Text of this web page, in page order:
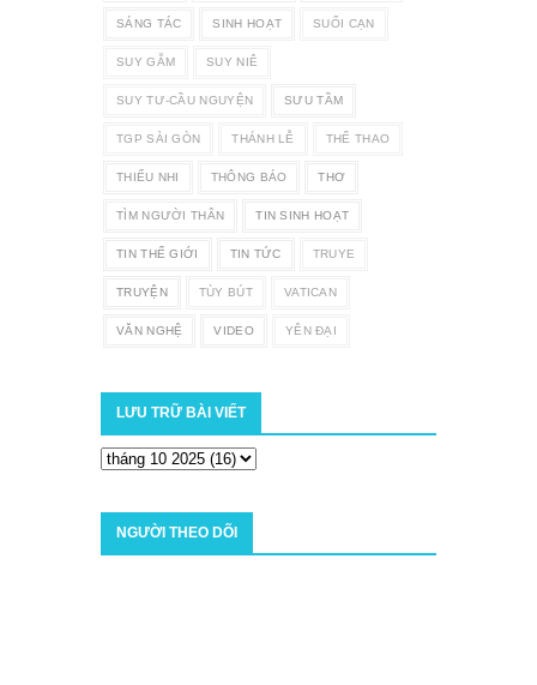
SÁNG TÁC SINH HOẠT SUỐI CẠN
SUY GẪM SUY NIÊ
SUY TƯ-CẦU NGUYỆN SƯU TẦM
TGP SÀI GÒN THÁNH LỄ THỂ THAO
THIẾU NHI THÔNG BÁO THƠ
TÌM NGƯỜI THÂN TIN SINH HOẠT
TIN THẾ GIỚI TIN TỨC TRUYE
TRUYỆN TÙY BÚT VATICAN
VĂN NGHỆ VIDEO YÊN ĐẠI
LƯU TRỮ BÀI VIẾT
NGƯỜI THEO DÕI